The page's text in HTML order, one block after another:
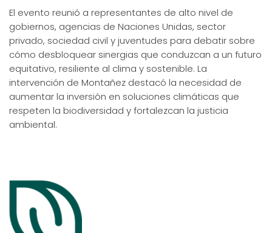
El evento reunió a representantes de alto nivel de
gobiernos, agencias de Naciones Unidas, sector
privado, sociedad civil y juventudes para debatir sobre
cómo desbloquear sinergias que conduzcan a un futuro
equitativo, resiliente al clima y sostenible. La
intervención de Montañez destacó la necesidad de
aumentar la inversión en soluciones climáticas que
respeten la biodiversidad y fortalezcan la justicia
ambiental.